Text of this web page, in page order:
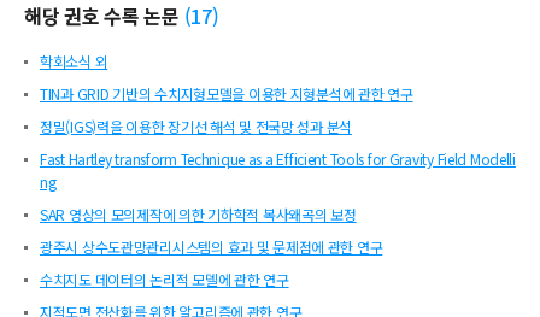
해당 권호 수록 논문 (17)
학회소식 외
TIN과 GRID 기반의 수치지형모델을 이용한 지형분석에 관한 연구
정밀(IGS)력을 이용한 장기선 해석 및 전국망 성과 분석
Fast Hartley transform Technique as a Efficient Tools for Gravity Field Modelli
ng
SAR 영상의 모의제작에 의한 기하학적 복사왜곡의 보정
광주시 상수도관망관리시스템의 효과 및 문제점에 관한 연구
수치지도 데이터의 논리적 모델에 관한 연구
지적도면 전산화를 위한 알고리즘에 관한 연구